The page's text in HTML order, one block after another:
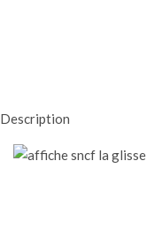
Description